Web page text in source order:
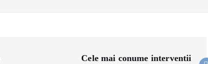
Cele mai conume interventii